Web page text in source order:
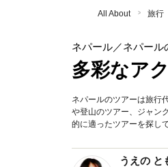
All About 旅行
ネパール／ネパール
多彩なア
ネパールのツアーは旅行
や登山のツアー、ジャン
的に適ったツアーを探し
うえの と